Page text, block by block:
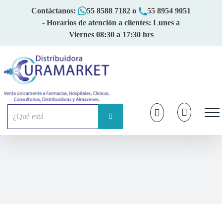
Contáctanos: 55 8588 7182 o
55 8954 9051
- Horarios de atención a clientes: Lunes a
Viernes 08:30 a 17:30 hrs